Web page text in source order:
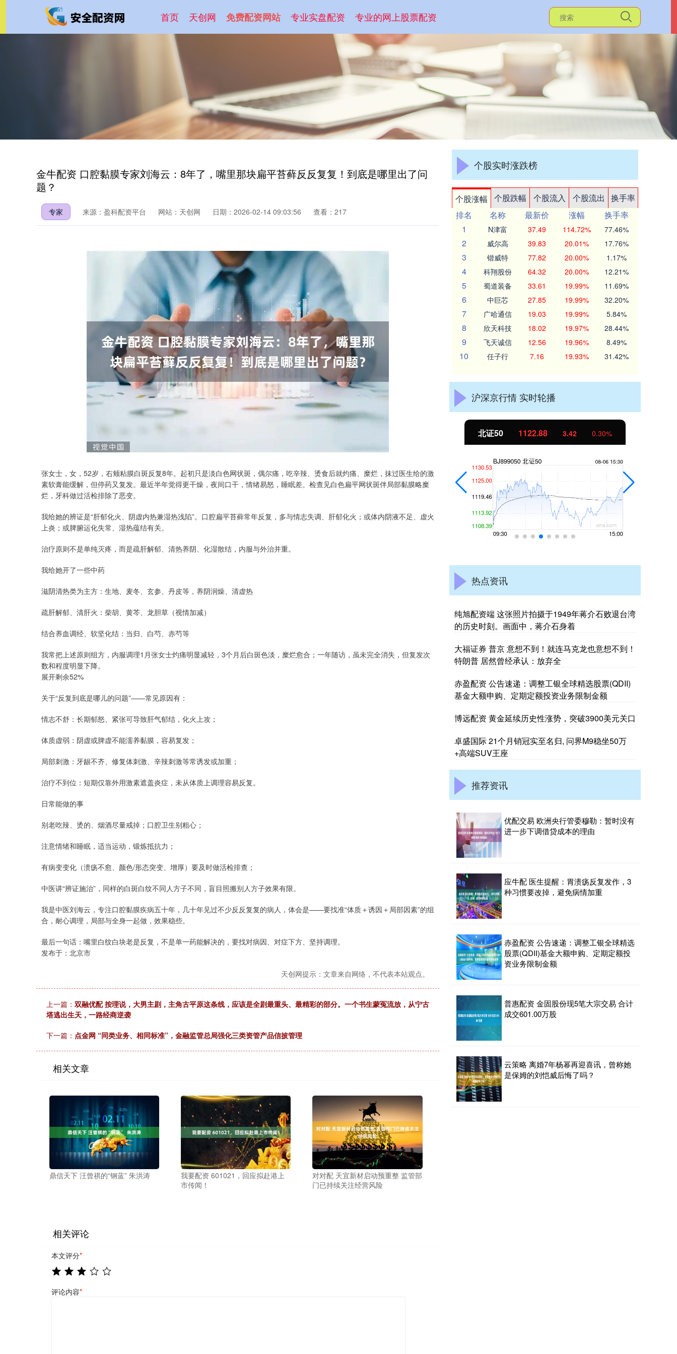
首页 天创网 免费配资网站 专业实盘配资 专业的网上股票配资
金牛配资 口腔黏膜专家刘海云：8年了，嘴里那块扁平苔藓反反复复！到底是哪里出了问
题？
专家 来源：盈科配资平台 网站：天创网 日期：2026-02-14 09:03:56 查看：217
张女士，女，52岁，右颊粘膜白斑反复8年。起初只是淡白色网状斑，偶尔痛，吃辛辣、烫食后就灼痛、糜烂，抹过医生给的激
素软膏能缓解，但停药又复发。最近半年觉得更干燥，夜间口干，情绪易怒，睡眠差。检查见白色扁平网状斑伴局部黏膜略糜
烂，牙科做过活检排除了恶变。
我给她的辨证是“肝郁化火、阴虚内热兼湿热浅陷”。口腔扁平苔藓常年反复，多与情志失调、肝郁化火；或体内阴液不足、虚火
上炎；或脾腑运化失常、湿热蕴结有关。
治疗原则不是单纯灭疼，而是疏肝解郁、清热养阴、化湿散结，内服与外治并重。
我给她开了一些中药
滋阴清热类为主方：生地、麦冬、玄参、丹皮等，养阴润燥、清虚热
疏肝解郁、清肝火：柴胡、黄芩、龙胆草（视情加减）
结合养血调经、软坚化结：当归、白芍、赤芍等
我常把上述原则组方，内服调理1月张女士灼痛明显减轻，3个月后白斑色淡，糜烂愈合；一年随访，虽未完全消失，但复发次
数和程度明显下降。
展开剩余52%
关于“反复到底是哪儿的问题”——常见原因有：
情志不舒：长期郁怒、紧张可导致肝气郁结，化火上攻；
体质虚弱：阴虚或脾虚不能濡养黏膜，容易复发；
局部刺激：牙龈不齐、修复体刺激、辛辣刺激等常诱发或加重；
治疗不到位：短期仅靠外用激素遮盖炎症，未从体质上调理容易反复。
日常能做的事
别老吃辣、烫的、烟酒尽量戒掉；口腔卫生别粗心；
注意情绪和睡眠，适当运动，锻炼抵抗力；
有病变变化（溃疡不愈、颜色/形态突变、增厚）要及时做活检排查；
中医讲“辨证施治”，同样的白斑白纹不同人方子不同，盲目照搬别人方子效果有限。
我是中医刘海云，专注口腔黏膜疾病五十年，几十年见过不少反反复复的病人，体会是——要找准“体质＋诱因＋局部因素”的组
合，耐心调理，局部与全身一起做，效果稳些。
最后一句话：嘴里白纹白块老是反复，不是单一药能解决的，要找对病因、对症下方、坚持调理。
发布于：北京市
天创网提示：文章来自网络，不代表本站观点。
上一篇： 双融优配 按理说，大男主剧，主角古平原这条线，应该是全剧最重头、最精彩的部分。一个书生蒙冤流放，从宁古
塔逃出生天，一路经商逆袭
下一篇： 点金网 “同类业务、相同标准”，金融监管总局强化三类资管产品信披管理
相关文章
鼎信天下 汪曾祺的“钢蓝” 朱洪涛
我要配资 601021，回应拟赴港上
市传闻！
对对配 天宜新材启动预重整 监管部
门已持续关注经营风险
相关评论
本文评分*
评论内容*
个股实时涨跌榜
个股涨幅 个股跌幅 个股流入 个股流出
换手率
排名
名称 最新价 涨幅
换手率
1
N津富 37.49 114.72% 77.46%
2 威尔高 39.83 20.01% 17.76%
3 锴威特 77.82 20.00% 1.17%
4 科翔股份 64.32 20.00% 12.21%
5 蜀道装备 33.61 19.99% 11.69%
6 中巨芯 27.85 19.99% 32.20%
7 广哈通信 19.03 19.99% 5.84%
8 欣天科技 18.02 19.97% 28.44%
9 飞天诚信 12.56 19.96% 8.49%
10 任子行 7.16 19.93% 31.42%
沪深京行情 实时轮播
深证成指 14110.12 北证50 1122.88 3.42 0.30%
热点资讯
纯旭配资端 这张照片拍摄于1949年蒋介石败退台湾
的历史时刻。画面中，蒋介石身着
大福证券 普京 意想不到！就连马克龙也意想不到！
特朗普 居然曾经承认：放弃全
赤盈配资 公告速递：调整工银全球精选股票(QDII)
基金大额申购、定期定额投资业务限制金额
博远配资 黄金延续历史性涨势，突破3900美元关口
卓盛国际 21个月销冠实至名归, 问界M9稳坐50万
+高端SUV王座
推荐资讯
优配交易 欧洲央行管委穆勒：暂时没有
进一步下调借贷成本的理由
应牛配 医生提醒：胃溃疡反复发作，3
种习惯要改掉，避免病情加重
赤盈配资 公告速递：调整工银全球精选
股票(QDII)基金大额申购、定期定额投
资业务限制金额
普惠配资 金固股份现5笔大宗交易 合计
成交601.00万股
云策略 离婚7年杨幂再迎喜讯，曾称她
是保姆的刘恺威后悔了吗？